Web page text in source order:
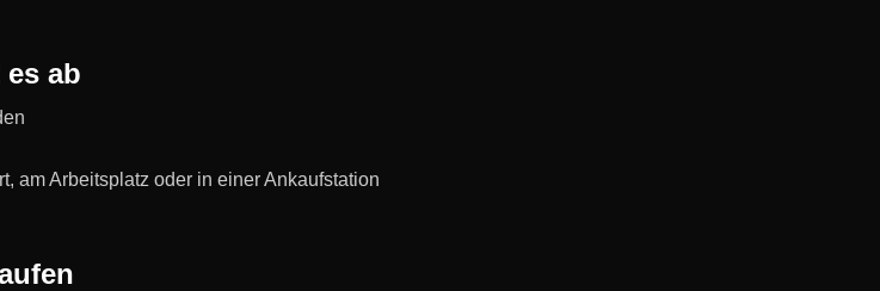
ab
am Arbeitsplatz oder in einer Ankaufstation